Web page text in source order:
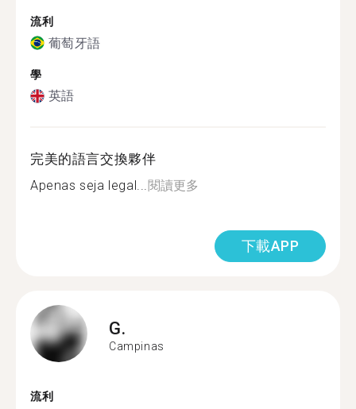
流利
葡萄牙語
學
英語
完美的語言交換夥伴
Apenas seja legal...閱讀更多
下載APP
G.
Campinas
流利